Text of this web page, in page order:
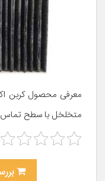
معرفی محصول کربن
متخلخل با سطح تماس